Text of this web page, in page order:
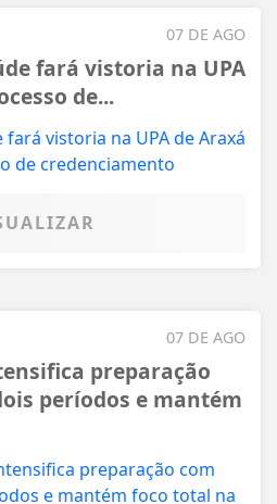
07 DE AGO
fará vistoria na UPA
de...
07 DE AGO
preparação
períodos e mantém